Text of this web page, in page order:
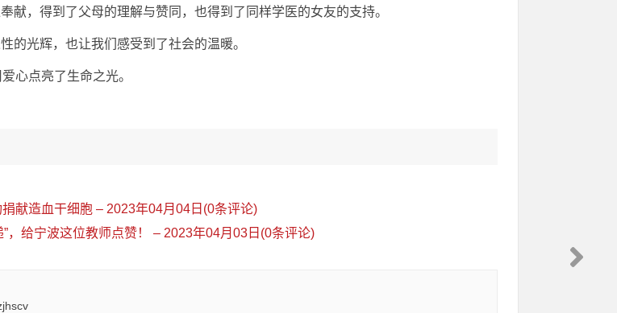
，得到了父母的理解与赞同，也得到了同样学医的女友的支持。
的光辉，也让我们感受到了社会的温暖。
心点亮了生命之光。
捐献造血干细胞 – 2023年04月04日(0条评论)
，给宁波这位教师点赞！ – 2023年04月03日(0条评论)